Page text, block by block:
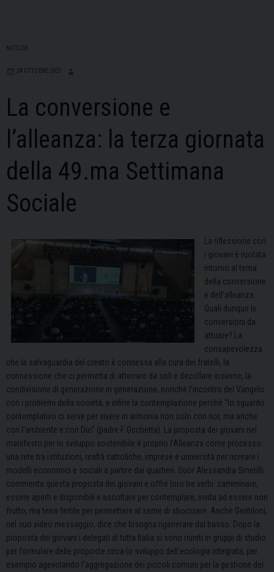
NOTIZIE
24 OTTOBRE 2021
La conversione e
l’alleanza: la terza giornata
della 49.ma Settimana
Sociale
La riflessione con
i giovani è ruotata
intorno al tema
della conversione
e dell’alleanza.
Quali dunque le
conversioni da
attuare? La
consapevolezza
che la salvaguardia del creato è connessa alla cura dei fratelli, la
connessione che ci permetta di atterrare da soli e decollare insieme, la
condivisione di generazione in generazione, nonché l’incontro del Vangelo
con i problemi della società, e infine la contemplazione perché “lo sguardo
contemplativo ci serve per vivere in armonia non solo con noi, ma anche
con l’ambiente e con Dio” (padre F. Occhetta). La proposta dei giovani nel
manifesto per lo sviluppo sostenibile è proprio l’Alleanza come processo:
una rete tra istituzioni, realtà cattoliche, imprese e università per ricreare i
modelli economici e sociali a partire dai quartieri. Suor Alessandra Smerilli
commenta questa proposta dei giovani e offre loro tre verbi: camminare,
essere aperti e disponibili e ascoltare per contemplare; invita ad essere non
frutto, ma terra fertile per permettere al seme di sbocciare. Anche Gentiloni,
nel suo video messaggio, dice che bisogna rigenerare dal basso. Dopo la
proposta dei giovani i delegati di tutta Italia si sono riuniti in gruppi di studio
per formulare delle proposte circa lo sviluppo dell’ecologia integrata, per
esempio agevolando l’aggregazione dei piccoli comuni per la gestione dei